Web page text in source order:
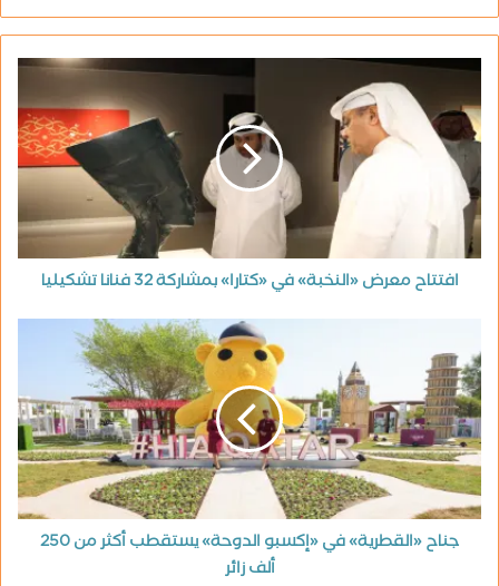
افتتاح معرض «النخبة» في «كتارا» بمشاركة 32 فنانا تشكيليا
جناح «القطرية» في «إكسبو الدوحة» يستقطب أكثر من 250
ألف زائر